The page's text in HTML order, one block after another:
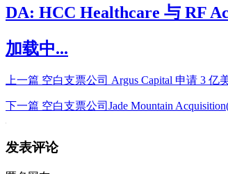
DA: HCC Healthcare 与 RF
加载中...
上一篇 空白支票公司 Argus Capital 申请 3 亿
下一篇 空白支票公司Jade Mountain
发表评论